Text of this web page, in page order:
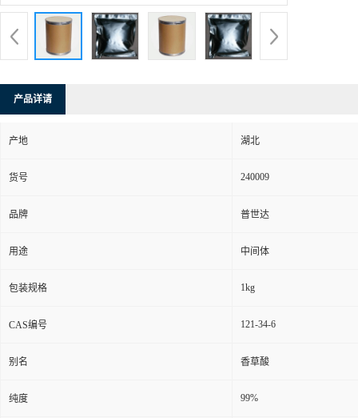
产品详请
产地 湖北
货号 240009
品牌 普世达
用途 中间体
包装规格 1kg
CAS编号 121-34-6
别名 香草酸
纯度 99%